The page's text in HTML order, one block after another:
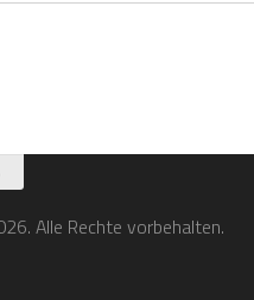
Alle Rechte vorbehalten.